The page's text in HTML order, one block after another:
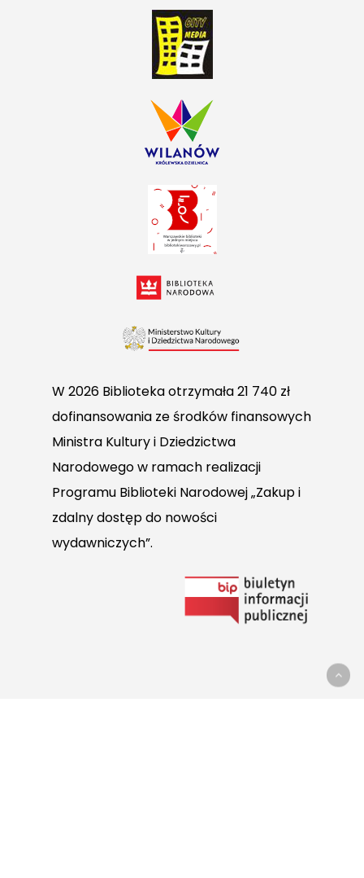
W 2026 Biblioteka otrzymała 21 740 zł
dofinansowania ze środków finansowych
Ministra Kultury i Dziedzictwa
Narodowego w ramach realizacji
Programu Biblioteki Narodowej „Zakup i
zdalny dostęp do nowości
wydawniczych”.
do